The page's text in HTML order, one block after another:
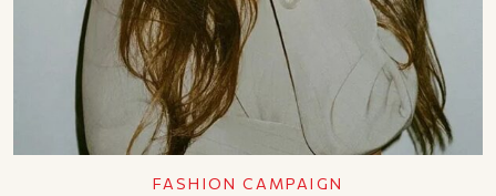
FASHION CAMPAIGN